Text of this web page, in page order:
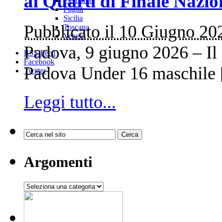
Puglia
Sicilia
Toscana
Veneto
RSS Feed
Facebook
Twitter
Pubblicato il 10 Giugno
Padova, 9 giugno 2026 –
Padova Under 16
Leggi tutto...
Argomenti
Argomenti